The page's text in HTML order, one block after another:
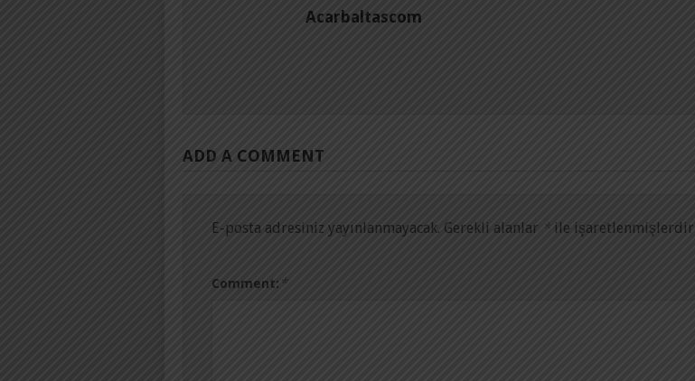
Acarbaltascom
ADD A COMMENT
E-posta adresiniz yayınlanmayacak. Gerekli alanlar * ile işaretlenmişlerdir
Comment: *